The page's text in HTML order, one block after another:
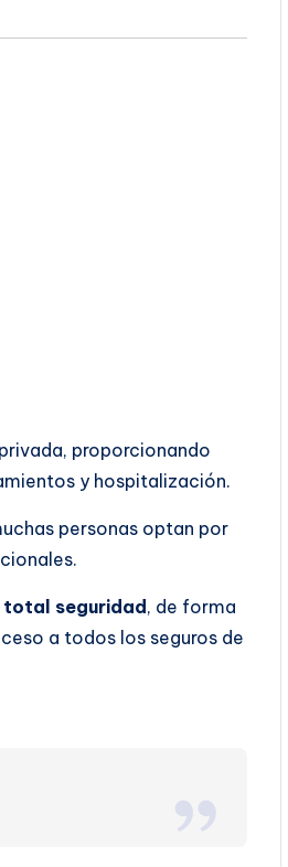
proporcionando
y hospitalización.
personas optan por
total seguridad , de forma
a todos los seguros de